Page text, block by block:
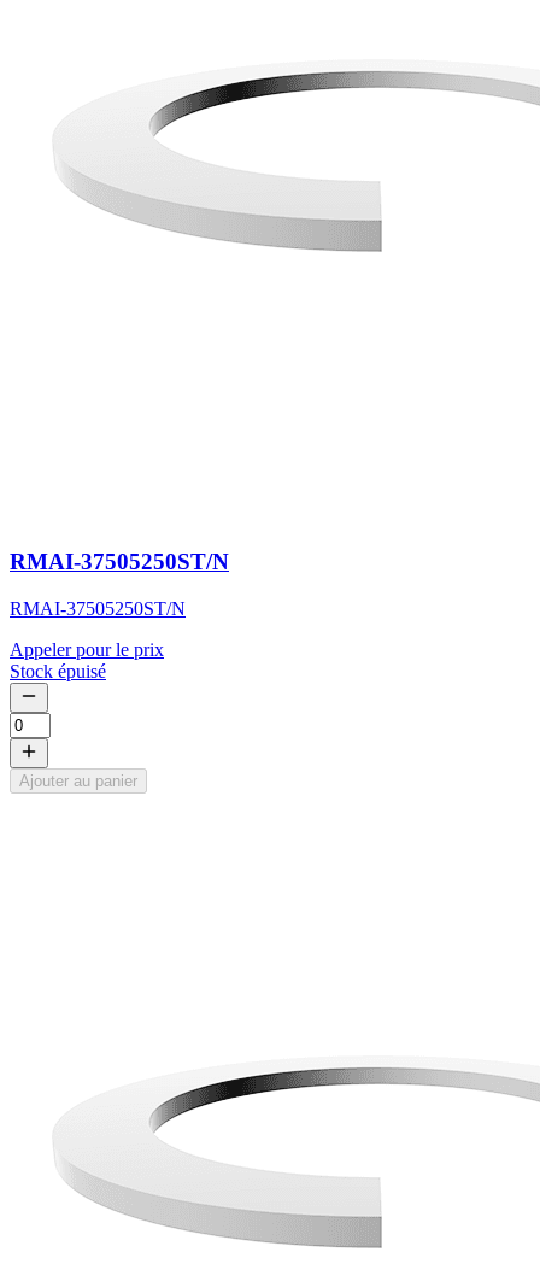
RMAI-37505250ST/N
RMAI-37505250ST/N
Appeler pour le prix
Stock épuisé
Ajouter au panier